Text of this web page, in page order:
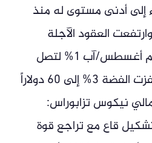
إلى أدنى مستوى له منذ
العقود الآجلة
للذهب الأمريكي تسليم أغسطس/آب 1% لتصل
إلى 4130 دولاراً.كما قفزت الفضة 3% إلى 60 دولاراً
نيكوس تزابوراس:
قاع مع تراجع قوة